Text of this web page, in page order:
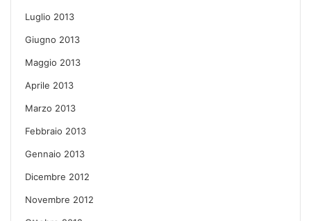
Luglio 2013
Giugno 2013
Maggio 2013
Aprile 2013
Marzo 2013
Febbraio 2013
Gennaio 2013
Dicembre 2012
Novembre 2012